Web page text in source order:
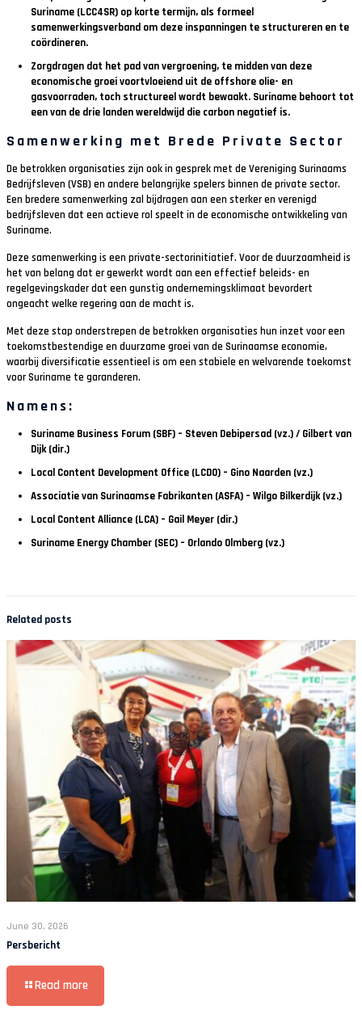
Suriname (LCC4SR) op korte termijn, als formeel
samenwerkingsverband om deze inspanningen te structureren en te
coördineren.
Zorgdragen dat het pad van vergroening, te midden van deze
economische groei voortvloeiend uit de offshore olie- en
gasvoorraden, toch structureel wordt bewaakt. Suriname behoort tot
een van de drie landen wereldwijd die carbon negatief is.
Samenwerking met Brede Private Sector
De betrokken organisaties zijn ook in gesprek met de Vereniging Surinaams
Bedrijfsleven (VSB) en andere belangrijke spelers binnen de private sector.
Een bredere samenwerking zal bijdragen aan een sterker en verenigd
bedrijfsleven dat een actieve rol speelt in de economische ontwikkeling van
Suriname.
Deze samenwerking is een private-sectorinitiatief. Voor de duurzaamheid is
het van belang dat er gewerkt wordt aan een effectief beleids- en
regelgevingskader dat een gunstig ondernemingsklimaat bevordert
ongeacht welke regering aan de macht is.
Met deze stap onderstrepen de betrokken organisaties hun inzet voor een
toekomstbestendige en duurzame groei van de Surinaamse economie,
waarbij diversificatie essentieel is om een stabiele en welvarende toekomst
voor Suriname te garanderen.
Namens:
Suriname Business Forum (SBF) – Steven Debipersad (vz.) / Gilbert van
Dijk (dir.)
Local Content Development Office (LCDO) – Gino Naarden (vz.)
Associatie van Surinaamse Fabrikanten (ASFA) – Wilgo Bilkerdijk (vz.)
Local Content Alliance (LCA) – Gail Meyer (dir.)
Suriname Energy Chamber (SEC) – Orlando Olmberg (vz.)
Related posts
June 30, 2026
Persbericht
Read more